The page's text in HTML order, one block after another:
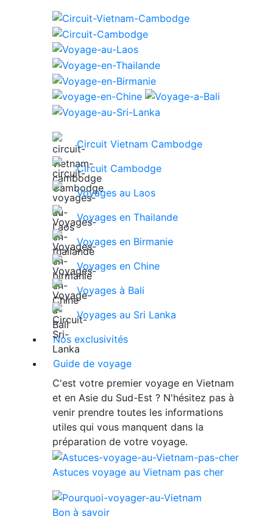
Circuit Vietnam Cambodge
Circuit Cambodge
Voyages au Laos
Voyages en Thailande
Voyages en Birmanie
Voyages en Chine
Voyages à Bali
Voyages au Sri Lanka
Nos exclusivités
Guide de voyage
C'est votre premier voyage en Vietnam
et en Asie du Sud-Est ? N'hésitez pas à
venir prendre toutes les informations
utiles qui vous manquent dans la
préparation de votre voyage.
Astuces voyage au Vietnam pas cher
Bon à savoir